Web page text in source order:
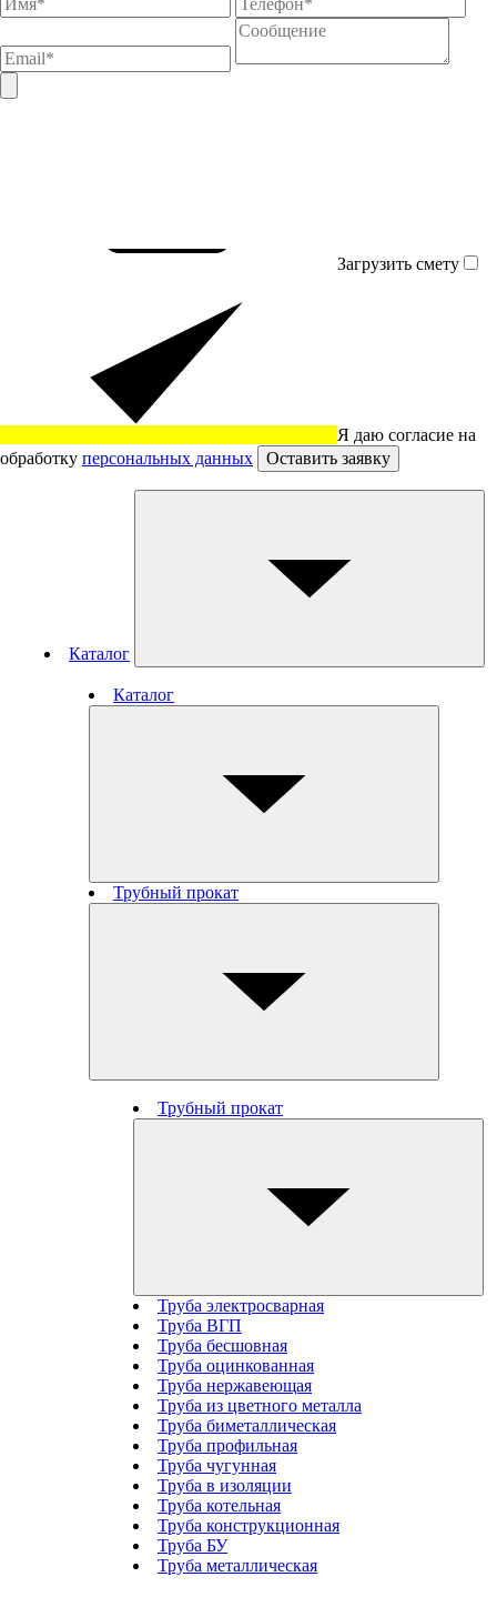
Загрузить смету
Я даю согласие на
обработку персональных данных Оставить заявку
Каталог
Каталог
Трубный прокат
Трубный прокат
Труба электросварная
Труба ВГП
Труба бесшовная
Труба оцинкованная
Труба нержавеющая
Труба из цветного металла
Труба биметаллическая
Труба профильная
Труба чугунная
Труба в изоляции
Труба котельная
Труба конструкционная
Труба БУ
Труба металлическая